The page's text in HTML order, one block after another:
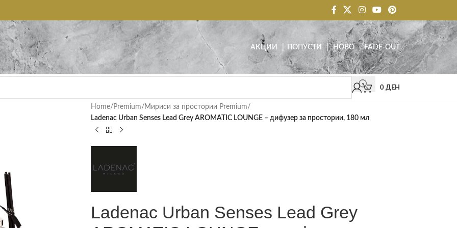
АКЦИИ | ПОПУСТИ |НОВО|FADE-OUT
0 ДЕН
Home/ Premium/ Мириси за простории Premium/
Ladenac Urban Senses Lead Grey AROMATIC LOUNGE – дифузер за простории, 180 мл
Ladenac Urban Senses Lead Grey